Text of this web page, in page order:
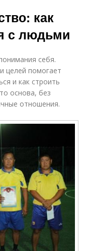
как
с людьми
себя.
целей помогает
и как строить
основа, без
отношения.